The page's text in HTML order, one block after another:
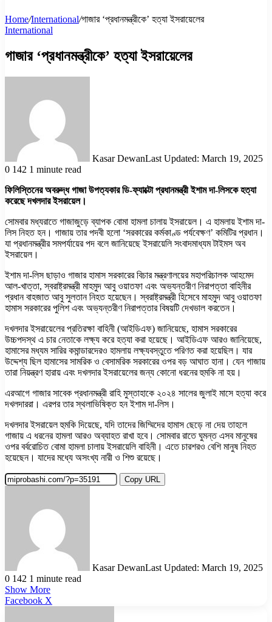
Home/International/গাজার ‘প্রধানমন্ত্রীকে’ হত্যা ইসরায়েলের
International
গাজার ‘প্রধানমন্ত্রীকে’ হত্যা ইসরায়েলের
Kasar DewanLast Updated: March 19, 2025
0 142 1 minute read
ফিলিস্তিনের অবরুদ্ধ গাজা উপত্যকার ডি-ফ্যাক্টো প্রধানমন্ত্রী ইশাম দা-লিসকে হত্যা
করেছে দখলদার ইসরায়েল।
সোমবার মধ্যরাতে গাজাজুড়ে ব্যাপক বোমা হামলা চালায় ইসরায়েল। এ হামলায় ইশাম দা-
লিস নিহত হন। গাজায় তার পদবী হলো ‘সরকারের কর্মকাণ্ড পর্যবেক্ষণ’ কমিটির প্রধান।
যা প্রধানমন্ত্রীর সমপর্যায়ের পদ বলে জানিয়েছে ইসরায়েলি সংবাদমাধ্যম টাইমস অব
ইসরায়েল।
ইশাম দা-লিস ছাড়াও গাজার হামাস সরকারের বিচার মন্ত্রণালয়ের মহাপরিচালক আহমেদ
আল-খাত্তা, স্বরাষ্ট্রমন্ত্রী মাহমুদ আবু ওয়াতফা এবং অভ্যন্তরীণ নিরাপত্তা বাহিনীর
প্রধান বাহজাত আবু সুলতান নিহত হয়েছেন। স্বরাষ্ট্রমন্ত্রী হিসেবে মাহমুদ আবু ওয়াতফা
হামাস সরকারের পুলিশ এবং অভ্যন্তরীণ নিরাপত্তার বিষয়টি দেখভাল করতেন।
দখলদার ইসরায়েলের প্রতিরক্ষা বাহিনী (আইডিএফ) জানিয়েছে, হামাস সরকারের
উচ্চপদস্থ এ চার নেতাকে লক্ষ্য করে হত্যা করা হয়েছে। আইডিএফ আরও জানিয়েছে,
হামাসের মধ্যম সারির কমান্ডারদেরও হামলায় লক্ষ্যবস্তুতে পরিণত করা হয়েছিল। যার
উদ্দেশ্য ছিল হামাসের সামরিক ও বেসামরিক সরকারের ওপর বড় আঘাত হানা। যেন গাজায়
তারা নিয়ন্ত্রণ হারায় এবং দখলদার ইসরায়েলের জন্য কোনো ধরনের হুমকি না হয়।
এরআগে গাজার সাবেক প্রধানমন্ত্রী রাহি মুস্তাহাকে ২০২৪ সালের জুলাই মাসে হত্যা করে
দখলদাররা। এরপর তার স্থলাভিষিক্ত হন ইশাম দা-লিস।
দখলদার ইসরায়েল হুমকি দিয়েছে, যদি তাদের জিম্মিদের হামাস ছেড়ে না দেয় তাহলে
গাজায় এ ধরনের হামলা আরও অব্যাহত রাখা হবে। সোমবার রাতে ঘুমন্ত এসব মানুষের
ওপর বর্বরোচিত বোমা হামলা চালায় ইসরায়েলি বাহিনী। এতে চারশরও বেশি মানুষ নিহত
হয়েছেন। যাদের মধ্যে অসংখ্য নারী ও শিশু রয়েছে।
Copy URL
Kasar DewanLast Updated: March 19, 2025
0 142 1 minute read
Show More
Facebook X